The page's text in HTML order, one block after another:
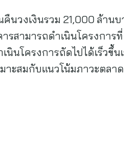
นวงเงินรวม 21,000 ล้าน
สามารถดำเนินโครงการ
นโครงการถัดไปได้เร็วขึ้
ะสมกับแนวโน้มภาวะตลา